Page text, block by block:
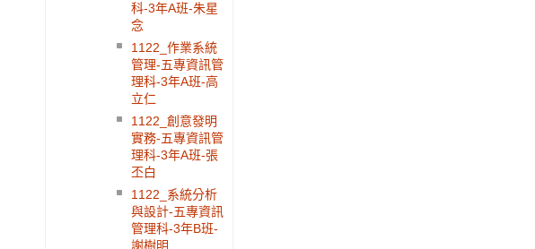
科-3年A班-朱星
念
1122_作業系統
管理-五專資訊管
理科-3年A班-高
立仁
1122_創意發明
實務-五專資訊管
理科-3年A班-張
丕白
1122_系統分析
與設計-五專資訊
管理科-3年B班-
謝樹明